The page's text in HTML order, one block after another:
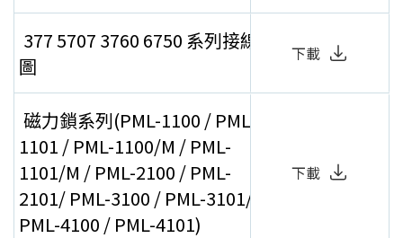
377 5707 3760 6750 系列接線
圖
下載
磁力鎖系列(PML-1100 / PML-
1101 / PML-1100/M / PML-
1101/M / PML-2100 / PML-
2101/ PML-3100 / PML-3101/
PML-4100 / PML-4101)
下載